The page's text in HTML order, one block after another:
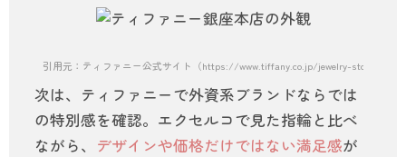
引用元：ティファニー公式サイト（https://www.tiffany.co.jp/jewelry-stores/
次は、ティファニーで外資系ブランドならでは
の特別感を確認。エクセルコで見た指輪と比べ
ながら、 デザインや価格だけではない満足感が